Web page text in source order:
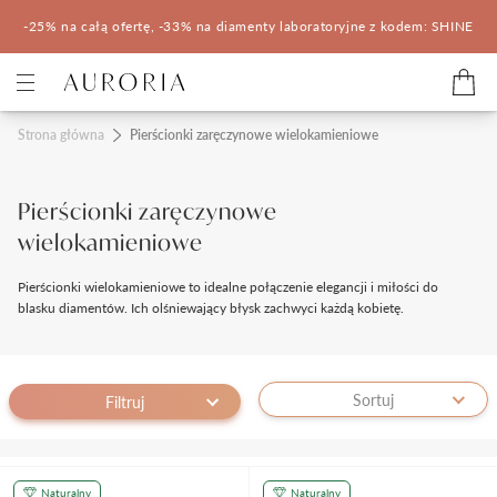
-25% na całą ofertę, -33% na diamenty laboratoryjne z kodem: SHINE
Kategorie
Pierścionki zaręczynowe
Pomocne
Konfigurator 3D
Strona główna Pierścionki zaręczynowe wielokamieniowe
Pierścionki zaręczynowe
wielokamieniowe
Pierścionki wielokamieniowe to idealne połączenie elegancji i miłości do
blasku diamentów. Ich olśniewający błysk zachwyci każdą kobietę.
Filtruj Sortuj
Naturalny Naturalny